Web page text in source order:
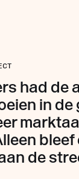
had de
in
bleef
de